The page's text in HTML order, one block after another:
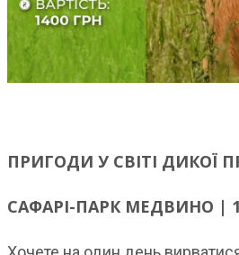
ПРИГОДИ У СВІТІ ДИКОЇ
САФАРІ-ПАРК МЕДВИНО |